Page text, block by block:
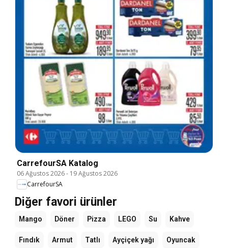
CarrefourSA Katalog
06 Ağustos 2026- 19 Ağustos 2026
CarrefourSA
Diğer favori ürünler
Mango Döner Pizza LEGO Su Kahve
Fındık Armut Tatlı Ayçiçek yağı Oyuncak